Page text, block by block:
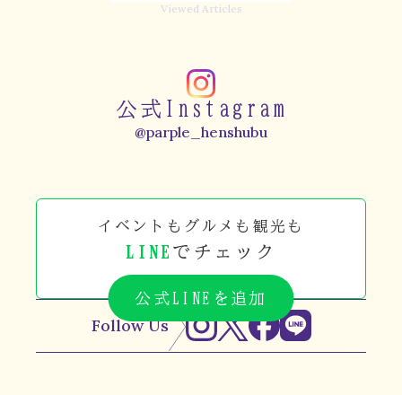
Viewed Articles
公式Instagram
@parple_henshubu
イベントもグルメも観光も
LINE でチェック
公式LINEを追加
Follow Us